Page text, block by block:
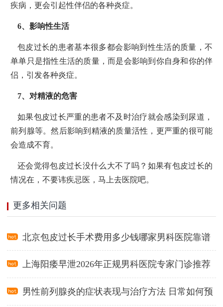
疾病，更会引起性伴侣的各种炎症。
6、影响性生活
包皮过长的患者基本很多都会影响到性生活的质量，不
单单只是指性生活的质量，而是会影响到你自身和你的伴
侣，引发各种炎症。
7、对精液的危害
如果包皮过长严重的患者不及时治疗就会感染到尿道，
前列腺等。然后影响到精液的质量活性，更严重的很可能
会造成不育。
还会觉得包皮过长没什么大不了吗？如果有包皮过长的
情况在，不要讳疾忌医，马上去医院吧。
更多相关问题
北京包皮过长手术费用多少钱哪家男科医院靠谱
上海阳痿早泄2026年正规男科医院专家门诊推荐
男性前列腺炎的症状表现与治疗方法 日常如何预